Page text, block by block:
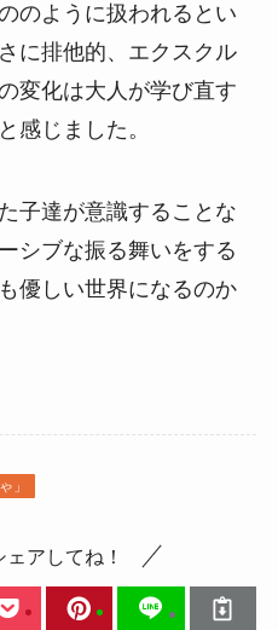
のように扱われるとい
に排他的、エクスクル
変化は大人が学び直す
感じました。
子達が意識することな
シブな振る舞いをする
優しい世界になるのか
」
アしてね！